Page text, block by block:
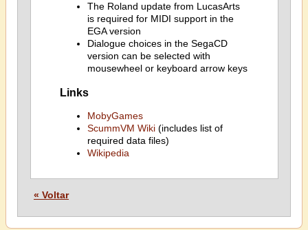
The Roland update from LucasArts
is required for MIDI support in the
EGA version
Dialogue choices in the SegaCD
version can be selected with
mousewheel or keyboard arrow keys
Links
MobyGames
ScummVM Wiki(includes list of
required data files)
Wikipedia
« Voltar